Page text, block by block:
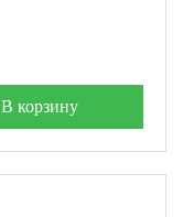
В корзину